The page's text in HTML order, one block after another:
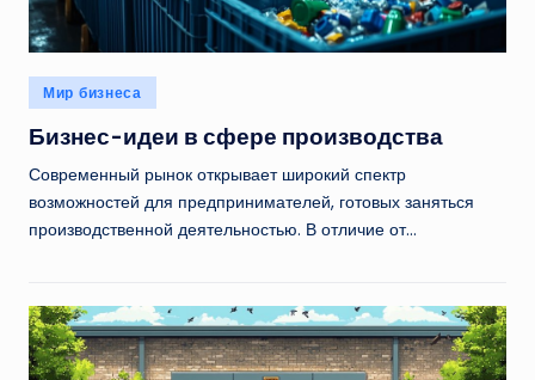
Опубликовано
в
Мир бизнеса
Бизнес-идеи в сфере производства
Современный рынок открывает широкий спектр
возможностей для предпринимателей, готовых заняться
производственной деятельностью. В отличие от…